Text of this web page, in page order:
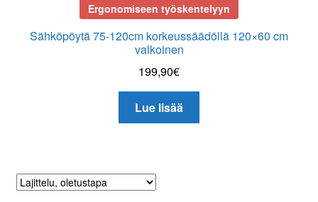
Ergonomiseen työskentelyyn
Sähköpöytä 75-120cm korkeussäädöllä 120×60 cm
valkoinen
199,90€
Lue lisää